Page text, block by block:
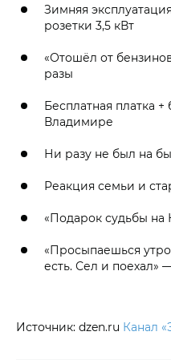
Зимняя
розетки 3,5 кВт
«Отошёл от
разы
Бесплатная платка
Владимире
Ни разу не был на
Реакция семьи и
«Подарок судьбы на
«Просыпаешься
есть. Сел и
Источник: dzen.ru Канал